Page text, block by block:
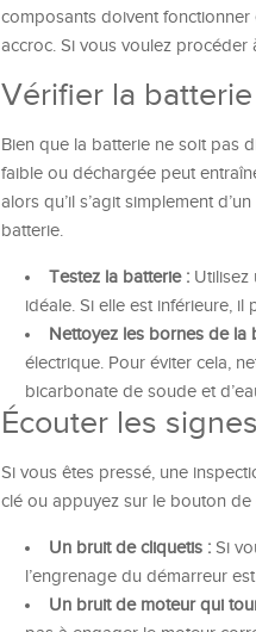
composants doivent
accroc. Si vous voulez procéder
Vérifier la
Bien que la batterie ne soit pas
faible ou déchargée peut
alors qu’il s’agit simplement
batterie.
Testez la batterie : Utilisez
idéale. Si elle est inférieure,
Nettoyez les bornes de la
électrique. Pour éviter cela,
bicarbonate de soude et
Écouter les
Si vous êtes pressé, une
clé ou appuyez sur le bouton
Un bruit de cliquetis : Si
l’engrenage du démarreur
Un bruit de moteur qui